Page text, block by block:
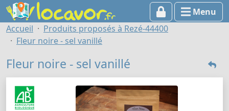
Menu
Accueil
Produits proposés à Rezé-44400
Fleur noire - sel vanillé
Fleur noire - sel vanillé